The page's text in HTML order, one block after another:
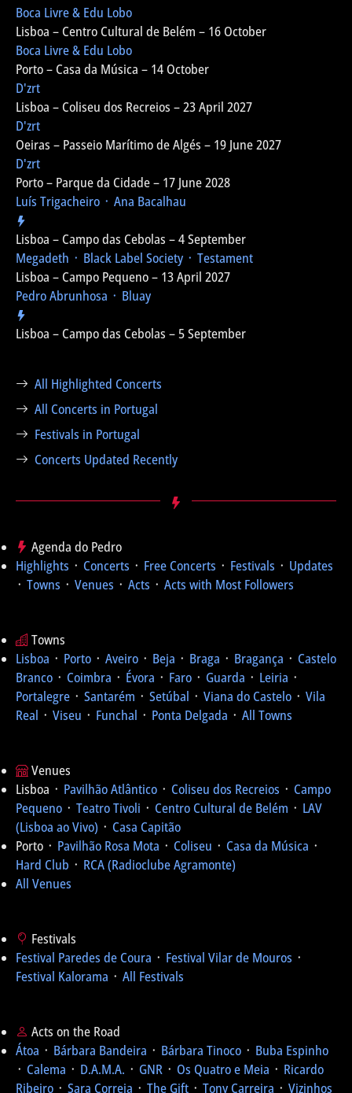
Boca Livre & Edu Lobo
Lisboa – Centro Cultural de Belém – 16 October
Boca Livre & Edu Lobo
Porto – Casa da Música – 14 October
D'zrt
Lisboa – Coliseu dos Recreios – 23 April 2027
D'zrt
Oeiras – Passeio Marítimo de Algés – 19 June 2027
D'zrt
Porto – Parque da Cidade – 17 June 2028
Luís Trigacheiro ᛫ Ana Bacalhau
Lisboa – Campo das Cebolas – 4 September
Megadeth ᛫ Black Label Society ᛫ Testament
Lisboa – Campo Pequeno – 13 April 2027
Pedro Abrunhosa ᛫ Bluay
Lisboa – Campo das Cebolas – 5 September
All Highlighted Concerts
All Concerts in Portugal
Festivals in Portugal
Concerts Updated Recently
Agenda do Pedro
Highlights ᛫ Concerts ᛫ Free Concerts ᛫ Festivals ᛫ Updates
᛫ Towns ᛫ Venues ᛫ Acts ᛫ Acts with Most Followers
Towns
Lisboa ᛫ Porto ᛫ Aveiro ᛫ Beja ᛫ Braga ᛫ Bragança ᛫ Castelo
Branco ᛫ Coimbra ᛫ Évora ᛫ Faro ᛫ Guarda ᛫ Leiria ᛫
Portalegre ᛫ Santarém ᛫ Setúbal ᛫ Viana do Castelo ᛫ Vila
Real ᛫ Viseu ᛫ Funchal ᛫ Ponta Delgada ᛫ All Towns
Venues
Lisboa ᛫ Pavilhão Atlântico ᛫ Coliseu dos Recreios ᛫ Campo
Pequeno ᛫ Teatro Tivoli ᛫ Centro Cultural de Belém ᛫ LAV
(Lisboa ao Vivo) ᛫ Casa Capitão
Porto ᛫ Pavilhão Rosa Mota ᛫ Coliseu ᛫ Casa da Música ᛫
Hard Club ᛫ RCA (Radioclube Agramonte)
All Venues
Festivals
Festival Paredes de Coura ᛫ Festival Vilar de Mouros ᛫
Festival Kalorama ᛫ All Festivals
Acts on the Road
Átoa ᛫ Bárbara Bandeira ᛫ Bárbara Tinoco ᛫ Buba Espinho
᛫ Calema ᛫ D.A.M.A. ᛫ GNR ᛫ Os Quatro e Meia ᛫ Ricardo
Ribeiro ᛫ Sara Correia ᛫ The Gift ᛫ Tony Carreira ᛫ Vizinhos